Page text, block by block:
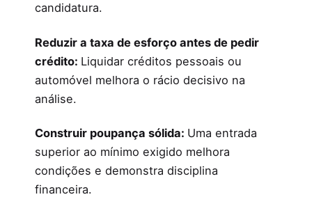
candidatura.
Reduzir a taxa de esforço antes de pedir
crédito: Liquidar créditos pessoais ou
automóvel melhora o rácio decisivo na
análise.
Construir poupança sólida: Uma entrada
superior ao mínimo exigido melhora
condições e demonstra disciplina
financeira.